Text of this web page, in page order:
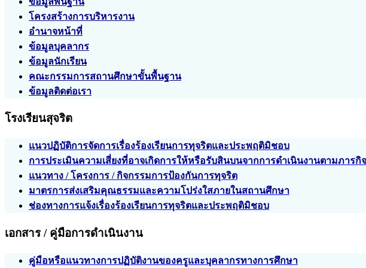
โครงสร้างการบริหารงาน
อำนาจหน้าที่
ข้อมูลบุคลากร
ข้อมูลนักเรียน
คณะกรรมการสถานศึกษาขั้นพื้นฐาน
ข้อมูลติดต่อเรา
โรงเรียนสุจริต
แนวปฏิบัติการจัดการเรื่องร้องเรียนการทุจริตและประพฤติมิชอบ
การประเมินความเสี่ยงที่อาจเกิดการให้หรือรับสินบนจากการดำเนินงานตามภาร
แนวทาง / โครงการ / กิจกรรมการป้องกันการทุจริต
มาตรการส่งเสริมคุณธรรมและความโปร่งใสภายในสถานศึกษา
ช่องทางการแจ้งเรื่องร้องเรียนการทุจริตและประพฤติมิชอบ
เอกสาร / คู่มือการดำเนินงาน
คู่มือหรือแนวทางการปฏิบัติงานของครูและบุคลากรทางการศึกษา